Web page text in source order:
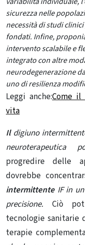
sicurezza nelle
necessità di studi
fondati. Infine,
intervento scalabile e
integrato con altre
neurodegenerazione
uno di resilienza
Leggi anche:Come
vita
Ildigiuno
neuroterapeutica
progredire delle
dovrebbe
intermittenteIF in
precisione. Ciò
tecnologie
terapie